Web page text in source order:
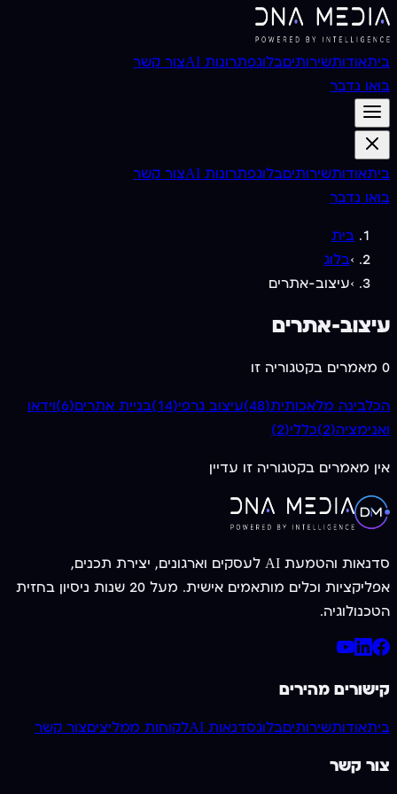
ביתאודותשירותיםבלוגפתרונות AI
צור קשר
בואו נדבר
ביתאודותשירותיםבלוגפתרונות AI
צור קשר
בואו נדבר
בית
›בלוג
›עיצוב-אתרים
עיצוב-אתרים
0 מאמרים בקטגוריה זו
הכלבינה מלאכותית(
48
)עיצוב גרפי(
14
)בניית אתרים(
6
)וידאו
ואנימציה(
2
)כללי(
2
)
אין מאמרים בקטגוריה זו עדיין
סדנאות והטמעת AI לעסקים וארגונים, יצירת תכנים,
אפליקציות וכלים מותאמים אישית. מעל 20 שנות ניסיון בחזית
הטכנולוגיה.
קישורים מהירים
ביתאודותשירותיםבלוגסדנאות AI לקוחות ממליציםצור קשר
צור קשר